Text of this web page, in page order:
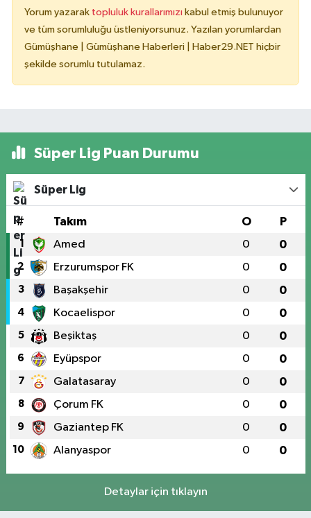
Yorum yazarak topluluk kurallarımızı kabul etmiş bulunuyor
ve tüm sorumluluğu üstleniyorsunuz. Yazılan yorumlardan
Gümüşhane | Gümüşhane Haberleri | Haber29.NET hiçbir
şekilde sorumlu tutulamaz.
Süper Lig Puan Durumu
Süper Lig
# Takım O P
1 Amed 0 0
2 Erzurumspor FK 0 0
3 Başakşehir 0 0
4 Kocaelispor 0 0
5 Beşiktaş 0 0
6 Eyüpspor 0 0
7 Galatasaray 0 0
8 Çorum FK 0 0
9 Gaziantep FK 0 0
10 Alanyaspor 0 0
Detaylar için tıklayın